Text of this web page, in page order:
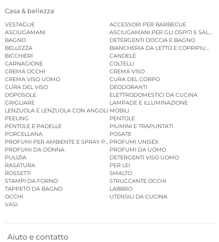
Casa & bellezza
VESTAGLIE
ACCESSORI PER BARBECUE
ASCIUGAMANI
ASCIUGAMANI PER GLI OSPITI E
BAGNO
DETERGENTI DOCCIA E BAGNO
BELLEZZA
BIANCHERIA DA LETTO E COPRIPIUMINI
BICCHIERI
CANDELE
CARNAGIONE
COLTELLI
CREMA OCCHI
CREMA VISO
CREMA VISO UOMO
CURA DEL CORPO
CURA DEL VISO
DEODORANTI
DOPOSOLE
ELETTRODOMESTICI DA CUCINA
GRIGLIARE
LAMPADE E ILLUMINAZIONE
LENZUOLA E LENZUOLA CON ANGOLI MOBILI
PEELING
PENTOLE
PENTOLE E PADELLE
PIUMINI E TRAPUNTATI
PORCELLANA
POSATE
PROFUMI PER AMBIENTE E SPRAY PER AMBIENTE
PROFUMI UNISEX
PROFUMI DA DONNA
PROFUMI DA UOMO
PULIZIA
DETERGENTI VISO UOMO
RASATURA
PER LEI
ROSSETTI
SMALTO
STAMPI DA FORNO
STRUCCANTE OCCHI
TAPPETO DA BAGNO
LABBRO
OCCHI
UTENSILI DA CUCINA
VASI
Aiuto e contatto